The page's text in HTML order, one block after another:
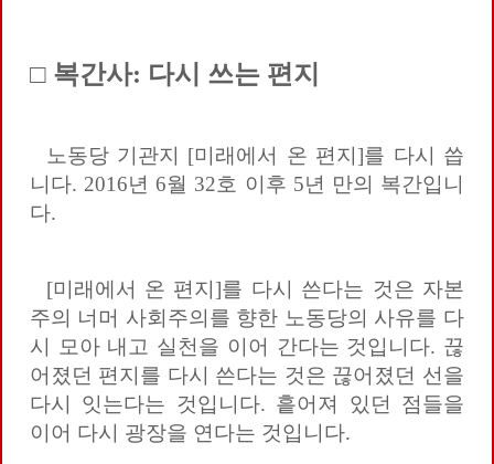
□ 복간사: 다시 쓰는 편지
노동당 기관지 [미래에서 온 편지]를 다시 씁
니다. 2016년 6월 32호 이후 5년 만의 복간입니
다.
[미래에서 온 편지]를 다시 쓴다는 것은 자본
주의 너머 사회주의를 향한 노동당의 사유를 다
시 모아 내고 실천을 이어 간다는 것입니다. 끊
어졌던 편지를 다시 쓴다는 것은 끊어졌던 선을
다시 잇는다는 것입니다. 흩어져 있던 점들을
이어 다시 광장을 연다는 것입니다.